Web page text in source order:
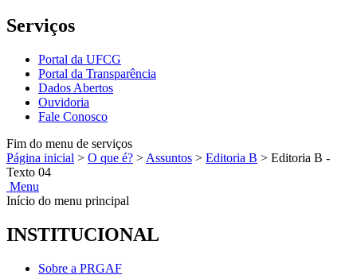
Serviços
Portal da UFCG
Portal da Transparência
Dados Abertos
Ouvidoria
Fale Conosco
Fim do menu de serviços
Página inicial > O que é? > Assuntos > Editoria B > Editoria B -
Texto 04
Menu
Início do menu principal
INSTITUCIONAL
Sobre a PRGAF